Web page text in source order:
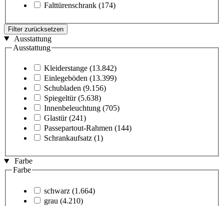
Falttürenschrank (174)
Filter zurücksetzen
Ausstattung
Ausstattung
Kleiderstange (13.842)
Einlegeböden (13.399)
Schubladen (9.156)
Spiegeltür (5.638)
Innenbeleuchtung (705)
Glastür (241)
Passepartout-Rahmen (144)
Schrankaufsatz (1)
Farbe
Farbe
schwarz (1.664)
grau (4.210)